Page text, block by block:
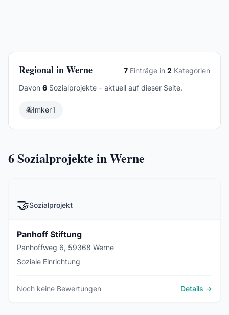
Regional in Werne 7 Einträge in 2 Kategorien
Davon 6 Sozialprojekte – aktuell auf dieser Seite.
🐝Imker1
6Sozialprojekte in Werne
🤝Sozialprojekt
Panhoff Stiftung
Panhoffweg 6, 59368 Werne
Soziale Einrichtung
Noch keine Bewertungen Details →